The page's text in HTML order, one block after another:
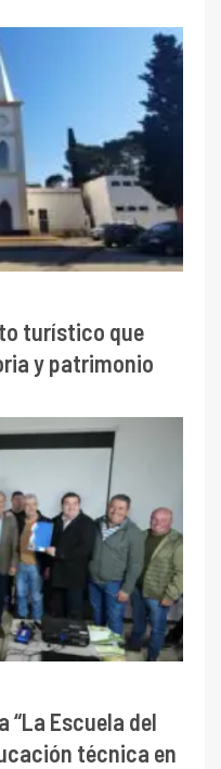
turístico que
y patrimonio
“La Escuela del
técnica en